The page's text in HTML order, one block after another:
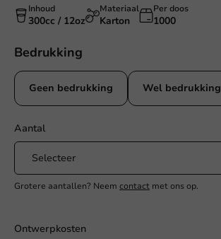
Inhoud
300cc / 12oz
Materiaal
Karton
Per doos
1000
Bedrukking
Geen bedrukking Wel bedrukking
Aantal
Grotere aantallen? Neem contact met ons op.
Ontwerpkosten